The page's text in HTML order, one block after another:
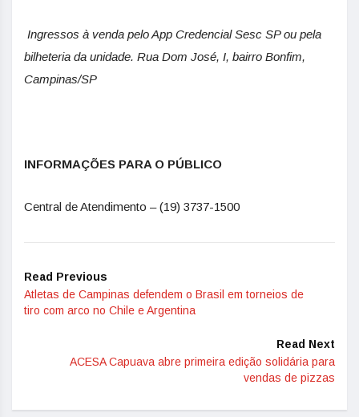
Ingressos à venda pelo App Credencial Sesc SP ou pela
bilheteria da unidade. Rua Dom José, I, bairro Bonfim,
Campinas/SP
INFORMAÇÕES PARA O PÚBLICO
Central de Atendimento – (19) 3737-1500
Read Previous
Atletas de Campinas defendem o Brasil em torneios de
tiro com arco no Chile e Argentina
Read Next
ACESA Capuava abre primeira edição solidária para
vendas de pizzas